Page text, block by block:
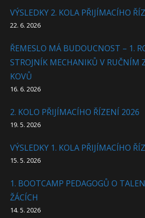
VÝSLEDKY 2. KOLA PŘIJÍMACÍHO
22. 6. 2026
ŘEMESLO MÁ BUDOUCNOST – 1.
STROJNÍK MECHANIKŮ V RUČNÍM
KOVŮ
16. 6. 2026
2. KOLO PŘIJÍMACÍHO ŘÍZENÍ 2026
19. 5. 2026
VÝSLEDKY 1. KOLA PŘIJÍMACÍHO
15. 5. 2026
1. BOOTCAMP PEDAGOGŮ O
ŽÁCÍCH
14. 5. 2026